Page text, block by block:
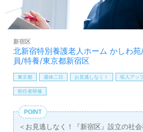
したい』『転職でキャリアチェンジ、キ
現したい』『施設形態、環境を変えて仕
方も大歓迎です！募集詳細や働き方等、
す。
【同時募集：あなたのエリアでお探しし
種：介護職 ＊雇用形態：正社員
全国展開！株式会社さわやか倶楽部様で
躍されたい方、大募集！
ご希望エリアを担当コンサルタントへお
細をご案内します。
北新宿特別養護老人ホーム かしわ
員/特養/東京都新宿区
新宿区
東京都 週休二日 お見逃しなく！ 収入アッ
初任者研修
POINT
＜お見逃しなく！『新宿区』設立の社